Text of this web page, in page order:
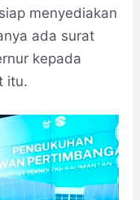
menyediakan
ada surat
kepada
itu.